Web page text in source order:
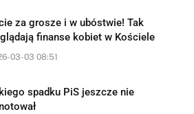
za grosze i w ubóstwie! Tak
finanse kobiet w Kościele
03-03 08:51
spadku PiS jeszcze nie